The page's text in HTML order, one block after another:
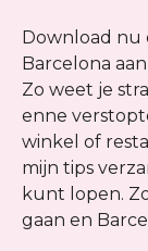
Download nu
Barcelona
Zo weet je
enne
winkel of
mijn tips
kunt lopen.
gaan en